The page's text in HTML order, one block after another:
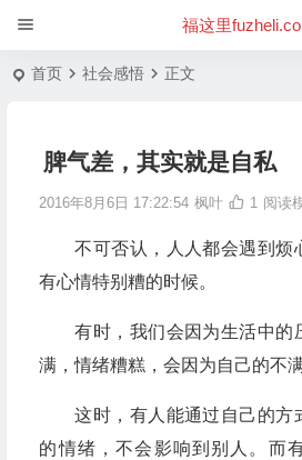
福这里
首页 社会感悟 正文
脾气差，其实就是自私
2016年8月6日 17:22:54 枫叶 1 阅读
不可否认，人人都会遇到烦
有心情特别糟的时候。
有时，我们会因为生活中的
满，情绪糟糕，会因为自己的不
这时，有人能通过自己的方
的情绪，不会影响到别人。而